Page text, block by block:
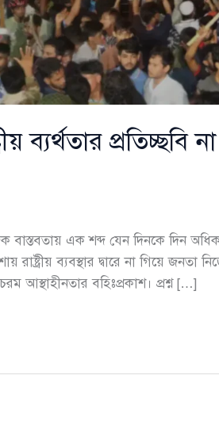
ব্যর্থতার
বাস্তবতায় এক শব্দ যেন দিনকে দিন
ব্যবস্থার দ্বারে না গিয়ে জনতা
বহিঃপ্রকাশ। প্রশ্ন […]